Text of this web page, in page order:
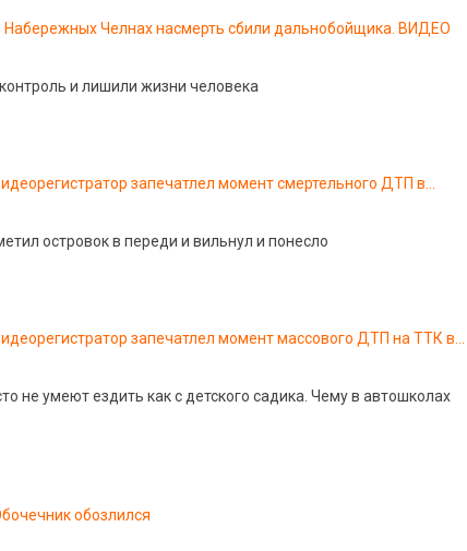
Набережных Челнах насмерть сбили дальнобойщика. ВИДЕО
и лишили жизни человека
запечатлел момент смертельного ДТП в
островок в переди и вильнул и понесло
запечатлел момент массового ДТП на ТТК в
не умеют ездить как с детского садика. Чему в автошколах
обозлился